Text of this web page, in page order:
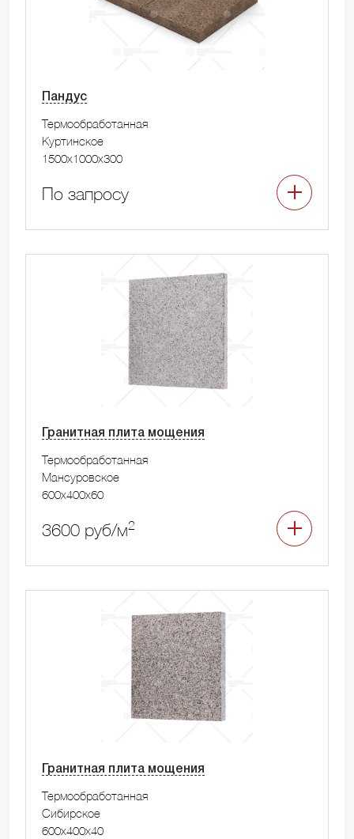
Пандус
Термообработанная
Куртинское
1500x1000x300
По запросу
Гранитная плита мощения
Термообработанная
Мансуровское
600x400x60
3600 руб/м2
Гранитная плита мощения
Термообработанная
Сибирское
600x400x40